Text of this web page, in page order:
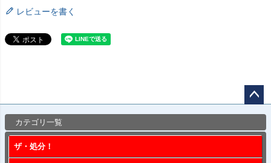
レビューを書く
カテゴリ一覧
ザ・処分！
ップ